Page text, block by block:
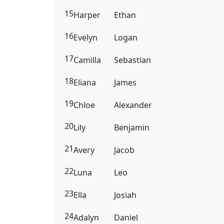
15Harper
Ethan
16Evelyn
Logan
17Camilla
Sebastian
18Eliana
James
19Chloe
Alexander
20Lily
Benjamin
21Avery
Jacob
22Luna
Leo
23Ella
Josiah
24Adalyn Daniel